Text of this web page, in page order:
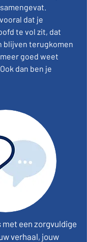
dat je
te vol zit, dat
blijven terugkomen
goed weet
dan ben je
een zorgvuldige
verhaal, jouw